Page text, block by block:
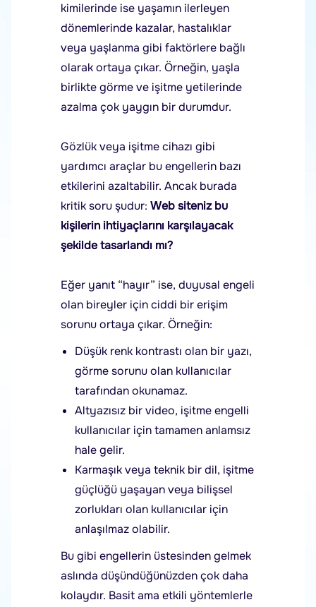
kimilerinde ise yaşamın ilerleyen
dönemlerinde kazalar, hastalıklar
veya yaşlanma gibi faktörlere bağlı
olarak ortaya çıkar. Örneğin, yaşla
birlikte görme ve işitme yetilerinde
azalma çok yaygın bir durumdur.
Gözlük veya işitme cihazı gibi
yardımcı araçlar bu engellerin bazı
etkilerini azaltabilir. Ancak burada
kritik soru şudur: Web siteniz bu
kişilerin ihtiyaçlarını karşılayacak
şekilde tasarlandı mı?
Eğer yanıt “hayır” ise, duyusal engeli
olan bireyler için ciddi bir erişim
sorunu ortaya çıkar. Örneğin:
Düşük renk kontrastı olan bir yazı,
görme sorunu olan kullanıcılar
tarafından okunamaz.
Altyazısız bir video, işitme engelli
kullanıcılar için tamamen anlamsız
hale gelir.
Karmaşık veya teknik bir dil, işitme
güçlüğü yaşayan veya bilişsel
zorlukları olan kullanıcılar için
anlaşılmaz olabilir.
Bu gibi engellerin üstesinden gelmek
aslında düşündüğünüzden çok daha
kolaydır. Basit ama etkili yöntemlerle